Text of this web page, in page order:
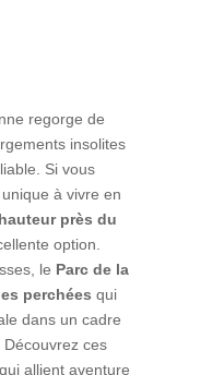
regorge de
insolites
Si vous
à vivre en
près du
option.
le Parc de la
perchées qui
dans un cadre
ces
allient aventure